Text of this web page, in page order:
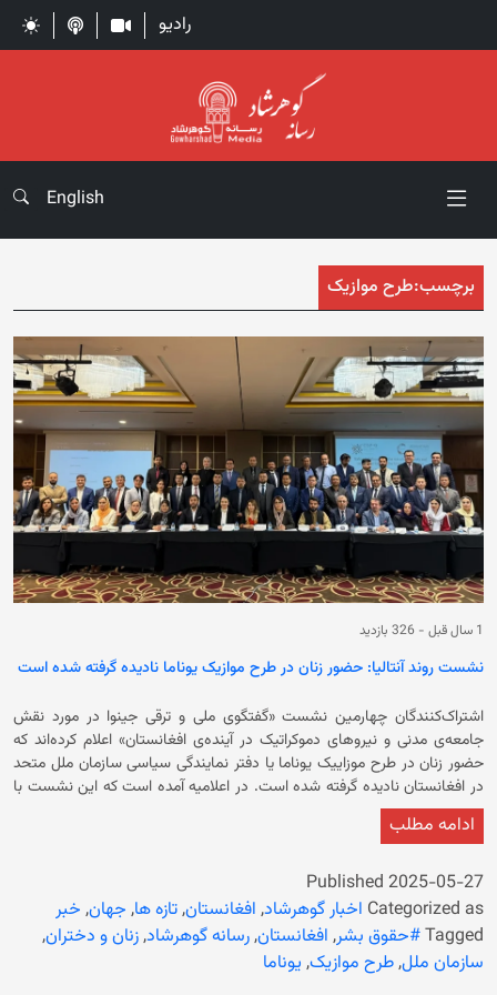
رادیو
English
برچسب:طرح موازیک
1 سال قبل - 326 بازدید
نشست روند آنتالیا: حضور زنان در طرح موازیک یوناما نادیده گرفته شده است
اشتراک‌کنندگان چهارمین نشست «گفتگوی ملی و ترقی جینوا در مورد نقش
جامعه‌ی مدنی و نیروهای دموکراتیک در آینده‌ی افغانستان» اعلام کرده‌اند که
حضور زنان در طرح موزاییک یوناما یا دفتر نمایندگی سیاسی سازمان ملل متحد
در افغانستان نادیده گرفته شده است. در اعلامیه آمده است که این نشست با
تمرکز بر رایزنی‌ها در مورد مشروعیت قانون اساسی و نقشه راه سیاسی برای
افغانستان با حضور برخی از فعالان جامعه مدنی، فعالان حقوق زن، مقام‌ها و
نقل از نبیلا مصلح، فعال حقوق زن در این نشست نوشته است که طرح
موزاییک یوناما تعریف درستی از حضور نیروهای سیاسی- مدنی، به‌ویژه زنان
افغانستان ندارد. وی تاکید کرده است: «تمام محتوای طرح موزاییک دربرگیرنده‌ی
تعامل گروه تماس با حکومت سرپرست است و به نیازمندی‌های مردم
ادامه مطلب
Published 2025-05-27
Categorized as اخبار گوهرشاد, افغانستان,تازه ها, جهان, خبر
Tagged#حقوق بشر, افغانستان,رسانه گوهرشاد,زنان و دختران,
سازمان ملل,طرح موازیک, یوناما